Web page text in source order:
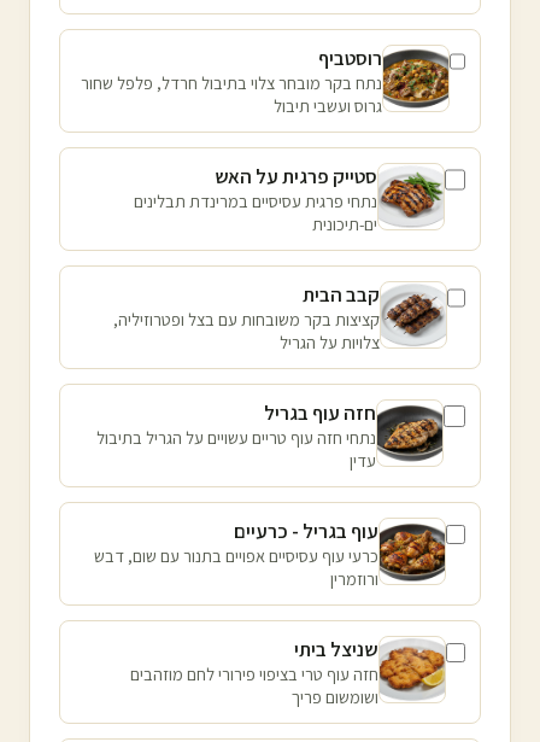
רוסטביף
נתח בקר מובחר צלוי בתיבול חרדל, פלפל שחור
גרוס ועשבי תיבול
סטייק פרגית על האש
נתחי פרגית עסיסיים במרינדת תבלינים
ים-תיכונית
קבב הבית
קציצות בקר משובחות עם בצל ופטרוזיליה,
צלויות על הגריל
חזה עוף בגריל
נתחי חזה עוף טריים עשויים על הגריל בתיבול
עדין
עוף בגריל - כרעיים
כרעי עוף עסיסיים אפויים בתנור עם שום, דבש
ורוזמרין
שניצל ביתי
חזה עוף טרי בציפוי פירורי לחם מוזהבים
ושומשום פריך